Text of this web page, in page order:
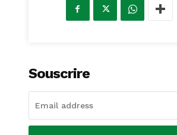
Souscrire